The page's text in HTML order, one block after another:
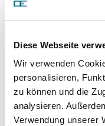
Diese Webseite
Wir verwenden
personalisieren,
zu können und die
analysieren.
Verwendung unserer
Нажмите